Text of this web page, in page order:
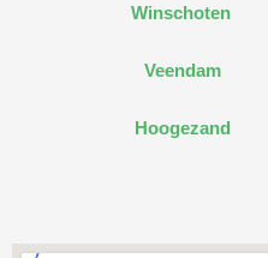
Winschoten
Veendam
Hoogezand